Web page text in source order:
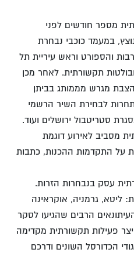
מספר חודשים לפני
במעמד כוכבי נבחרת
והספורט וראש עיריית תל
תקשורתית. לאחר מכן
מגרש מממותג בביתן
לבחירת השיר הרשמי
סטריטבול ירושלים ועוד.
מסביב לאירוע דוגמת
על התקדמות ההכנות, כתבות
עסק בנבחרות הזרות.
ליטא, גרמניה, אוקראינה
הרבים שהגיעו לסקר
פעילות תקשורתית מקדימה
הכדורסל השונים ודרכם